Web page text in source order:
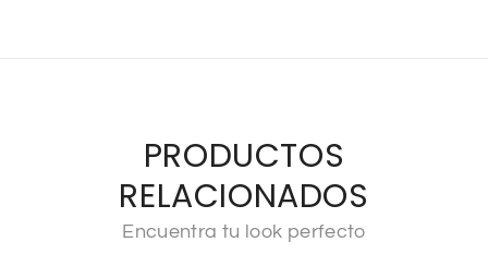
PRODUCTOS
RELACIONADOS
Encuentra tu look perfecto